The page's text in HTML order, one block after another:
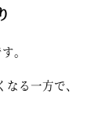
。
る一方で、